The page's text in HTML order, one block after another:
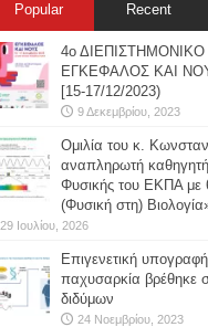
Popular Recent
4ο
ΕΓΚΕΦΑΛΟΣ ΚΑΙ
[15-17/12/2023)
9 Δεκεμβρίου, 2023
Oμιλία του κ.
αναπληρωτή
Φυσικής του ΕΚΠΑ με
(Φυσική στη)
29 Ιουλίου, 2026
Επιγενετική
παχυσαρκία βρέθηκε
διδύμων
24 Νοεμβρίου, 2023